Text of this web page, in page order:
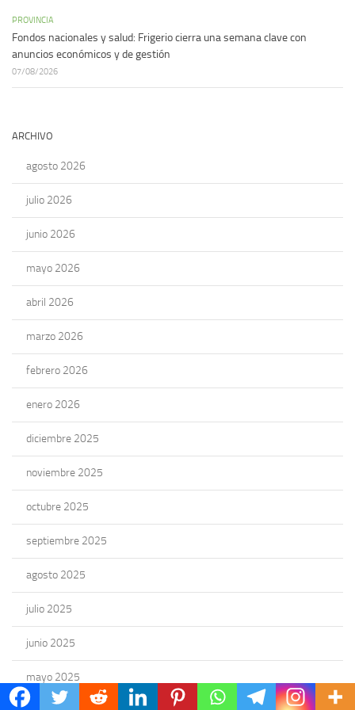
PROVINCIA
Fondos nacionales y salud: Frigerio cierra una semana clave con
anuncios económicos y de gestión
07/08/2026
ARCHIVO
agosto 2026
julio 2026
junio 2026
mayo 2026
abril 2026
marzo 2026
febrero 2026
enero 2026
diciembre 2025
noviembre 2025
octubre 2025
septiembre 2025
agosto 2025
julio 2025
junio 2025
mayo 2025